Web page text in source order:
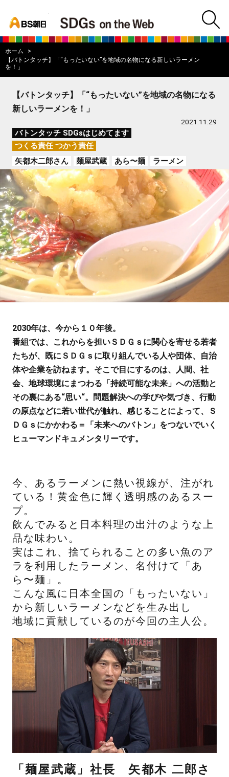
BS朝日SDGs
ホーム
【バトンタッチ】「“もったいない”を地域の名物になる新しいラーメン
を！」
【バトンタッチ】「“もったいない”を地域の名物になる
新しいラーメンを！」
2021.11.29
バトンタッチ SDGsはじめてます
つくる責任 つかう責任
矢都木二郎さん
麺屋武蔵 あら〜麺 ラーメン
2030年は、今から１０年後。
番組では、これからを担いＳＤＧｓに関心を寄せる若者
たちが、既にＳＤＧｓに取り組んでいる人や団体、自治
体や企業を訪ねます。そこで目にするのは、人間、社
会、地球環境にまつわる「持続可能な未来」への活動と
その裏にある“思い“。問題解決への学びや気づき、行動
の原点などに若い世代が触れ、感じることによって、Ｓ
ＤＧｓにかかわる＝「未来へのバトン」をつないでいく
ヒューマンドキュメンタリーです。
今、あるラーメンに熱い視線が、注がれ
ている！黄金色に輝く透明感のあるスー
プ。
飲んでみると日本料理の出汁のような上
品な味わい。
実はこれ、捨てられることの多い魚のア
ラを利用したラーメン、名付けて「あ
ら〜麺」。
こんな風に日本全国の「もったいない」
から新しいラーメンなどを生み出し
地域に貢献しているのが今回の主人公。
「麺屋武蔵」社長 矢都木 二郎さ